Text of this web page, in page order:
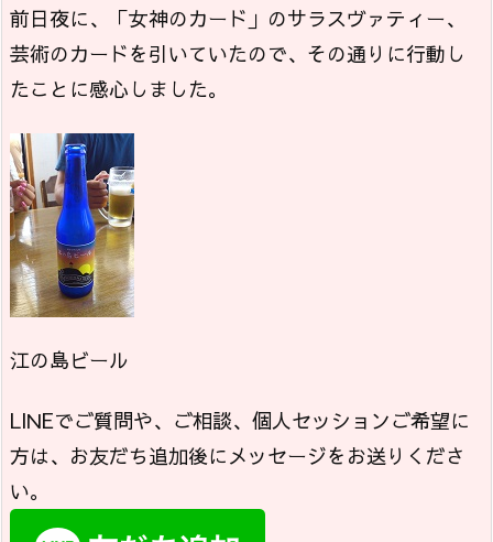
前日夜に、「女神のカード」のサラスヴァティー、
芸術のカードを引いていたので、その通りに行動し
たことに感心しました。
江の島ビール
LINEでご質問や、ご相談、個人セッションご希望に
方は、お友だち追加後にメッセージをお送りくださ
い。